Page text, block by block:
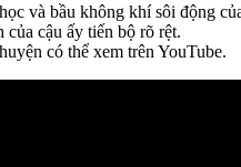
và bầu không khí sôi động
của cậu ấy tiến bộ rõ rệt.
có thể xem trên YouTube.